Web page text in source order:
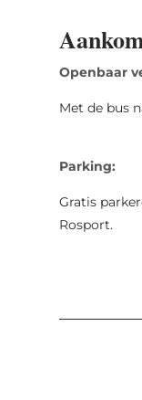
Openbaar
Met de bus
Parking:
Gratis
Rosport.